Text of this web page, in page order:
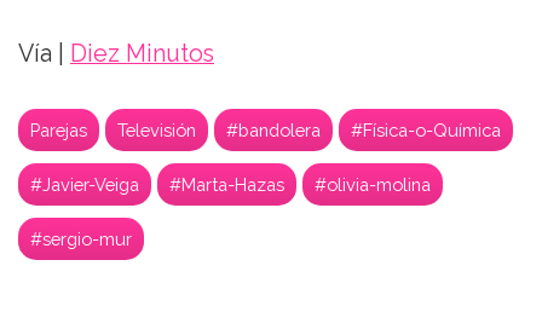
Vía | Diez Minutos
Parejas Televisión #bandolera #Física-o-Química
#Javier-Veiga #Marta-Hazas #olivia-molina
#sergio-mur